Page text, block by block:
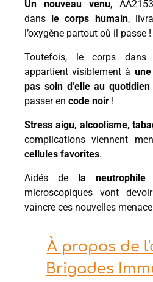
Un nouveau venu,
dans
le corps humain,
l’oxygène partout où il passe !
Toutefois, le corps
appartient visiblement à
pas soin d’elle au quotidien
passer en code noir !
Stress aigu, alcoolisme,
complications viennent
cellules favorites.
Aidés de la neutrophile
microscopiques vont
vaincre ces nouvelles
À propos de
Brigades